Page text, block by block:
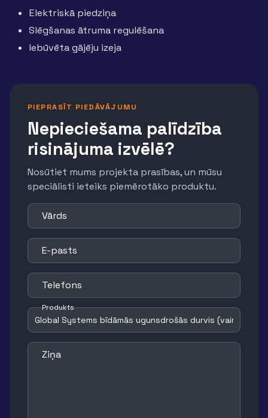
Elektriskā piedziņa
Slēgšanas ātruma regulēšana
Iebūvēta gājēju izeja
PIEPRASĪT PIEDĀVĀJUMU
Nepieciešama palīdzība
risinājuma izvēlē?
Nosūtiet mums projekta prasības, un mūsu
speciālisti ieteiks piemērotāko produktu.
Vārds
E-pasts
Telefons
Produkts
Ziņa